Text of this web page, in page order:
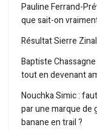
Pauline Ferrand-
que sait-on
Résultat Sierre
Baptiste
tout en devenant
Nouchka Simic :
par une marque de
banane en trail ?